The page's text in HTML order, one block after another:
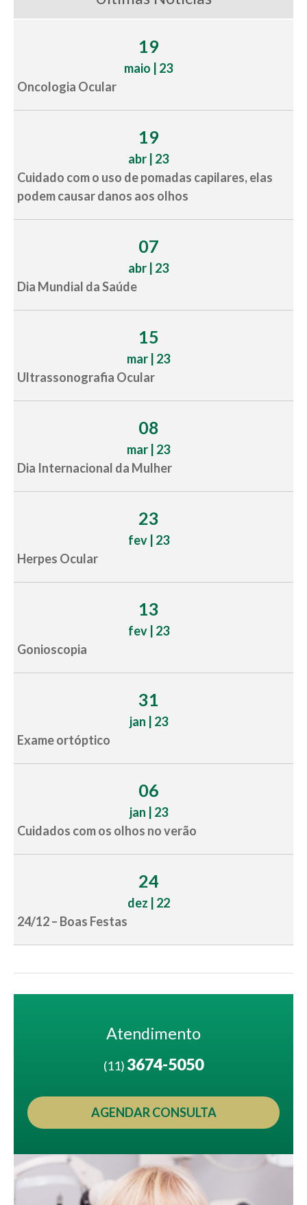
19
maio | 23
Oncologia Ocular
19
abr | 23
Cuidado com o uso de pomadas capilares, elas
podem causar danos aos olhos
07
abr | 23
Dia Mundial da Saúde
15
mar | 23
Ultrassonografia Ocular
08
mar | 23
Dia Internacional da Mulher
23
fev | 23
Herpes Ocular
13
fev | 23
Gonioscopia
31
jan | 23
Exame ortóptico
06
jan | 23
Cuidados com os olhos no verão
24
dez | 22
24/12 – Boas Festas
Atendimento
(11)3674-5050
AGENDAR CONSULTA